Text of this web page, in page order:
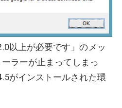
以上が必要です」のメッ
ラーが止まってしまっ
がインストールされた環